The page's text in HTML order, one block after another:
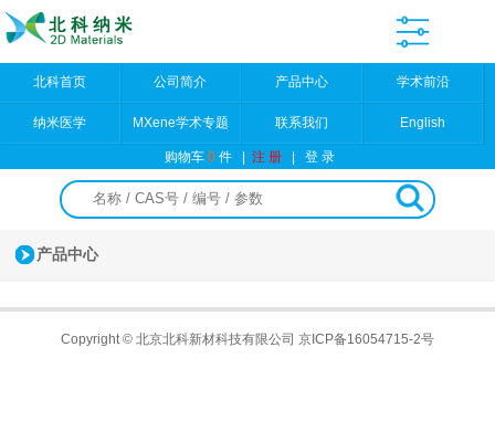
北科首页 公司简介 产品中心 学术前沿
纳米医学 MXene学术专题 联系我们 English
购物车0件 |注 册 |登 录
产品中心
Copyright © 北京北科新材科技有限公司 京ICP备16054715-2号